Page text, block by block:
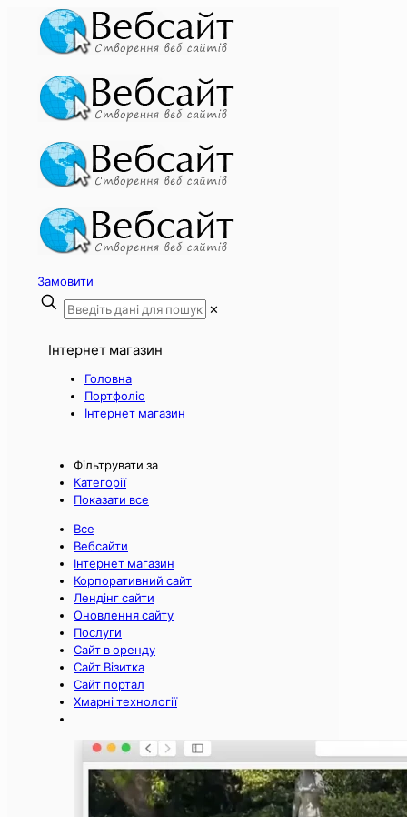
Замовити
✕
Інтернет магазин
Головна
Портфоліо
Інтернет магазин
Фільтрувати за
Категорії
Показати все
Все
Вебсайти
Інтернет магазин
Корпоративний сайт
Лендінг сайти
Оновлення сайту
Послуги
Сайт в оренду
Сайт Візитка
Сайт портал
Хмарні технології